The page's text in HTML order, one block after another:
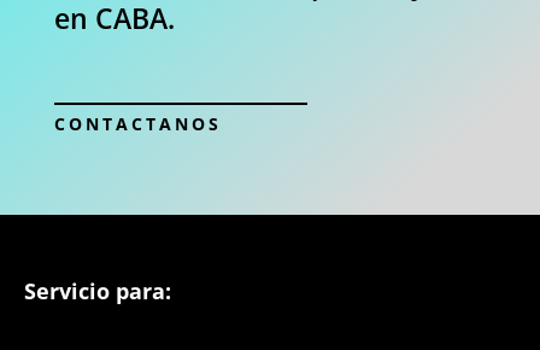
en CABA.
CONTACTANOS
Servicio para: